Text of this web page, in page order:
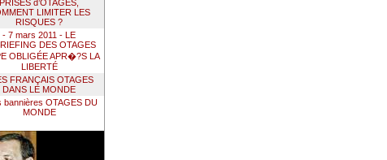
PRISES d’OTAGES,
LIMITER LES
RISQUES ?
- 7 mars 2011 - LE
DES OTAGES
OBLIGÉE APR�?S LA
LIBERTÉ
FRANÇAIS OTAGES
DANS LE MONDE
bannières OTAGES DU
MONDE